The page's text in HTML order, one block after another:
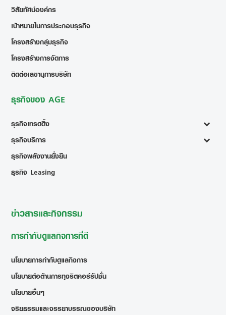
วิสัยทัศน์องค์กร
เป้าหมายในการประกอบธุรกิจ
โครงสร้างกลุ่มธุรกิจ
โครงสร้างการจัดการ
ติดต่อเลขานุการบริษัท
ธุรกิจของ AGE
ธุรกิจเทรดดิ้ง
ธุรกิจบริการ
ธุรกิจพลังงานยั่งยืน
ธุรกิจ Leasing
ข่าวสารและกิจกรรม
การกำกับดูแลกิจการที่ดี
นโยบายการกำกับดูแลกิจการ
นโยบายต่อต้านการทุจริตคอร์รัปชั่น
นโยบายอื่นๆ
จริยธรรมและจรรยาบรรณของบริษัท